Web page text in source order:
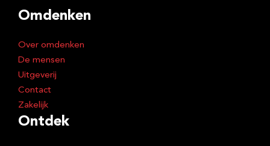
Omdenken
Over omdenken
De mensen
Uitgeverij
Contact
Zakelijk
Ontdek